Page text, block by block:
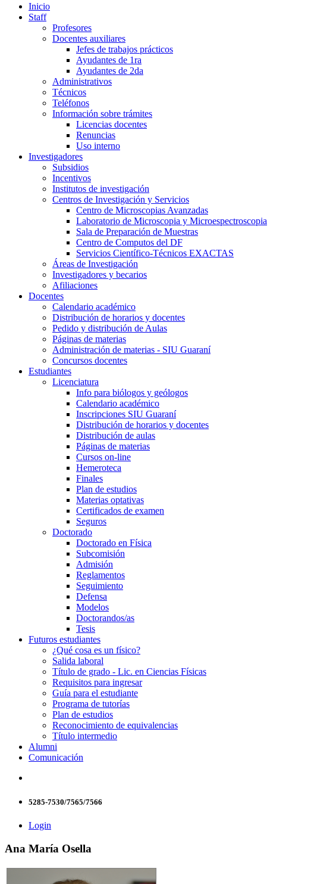
Inicio
Staff
Profesores
Docentes auxiliares
Jefes de trabajos prácticos
Ayudantes de 1ra
Ayudantes de 2da
Administrativos
Técnicos
Teléfonos
Información sobre trámites
Licencias docentes
Renuncias
Uso interno
Investigadores
Subsidios
Incentivos
Institutos de investigación
Centros de Investigación y Servicios
Centro de Microscopias Avanzadas
Laboratorio de Microscopia y Microespectroscopia
Sala de Preparación de Muestras
Centro de Computos del DF
Servicios Científico-Técnicos EXACTAS
Áreas de Investigación
Investigadores y becarios
Afiliaciones
Docentes
Calendario académico
Distribución de horarios y docentes
Pedido y distribución de Aulas
Páginas de materias
Administración de materias - SIU Guaraní
Concursos docentes
Estudiantes
Licenciatura
Info para biólogos y geólogos
Calendario académico
Inscripciones SIU Guaraní
Distribución de horarios y docentes
Distribución de aulas
Páginas de materias
Cursos on-line
Hemeroteca
Finales
Plan de estudios
Materias optativas
Certificados de examen
Seguros
Doctorado
Doctorado en Física
Subcomisión
Admisión
Reglamentos
Seguimiento
Defensa
Modelos
Doctorandos/as
Tesis
Futuros estudiantes
¿Qué cosa es un físico?
Salida laboral
Título de grado - Lic. en Ciencias Físicas
Requisitos para ingresar
Guía para el estudiante
Programa de tutorías
Plan de estudios
Reconocimiento de equivalencias
Título intermedio
Alumni
Comunicación
5285-7530/7565/7566
Login
Ana María Osella